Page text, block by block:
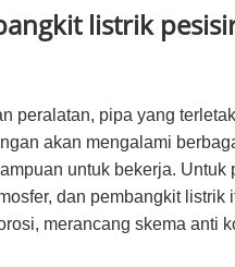
listrik
peralatan, pipa yang
akan mengalami
untuk bekerja. Untuk
dan pembangkit listrik
merancang skema anti